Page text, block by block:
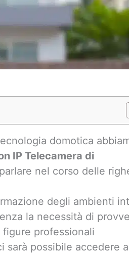
domotica
IP Telecamera di
nel corso delle
degli ambienti
la necessità di
professionali
sarà possibile accedere